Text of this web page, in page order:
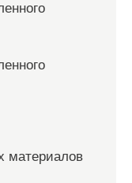
материалов